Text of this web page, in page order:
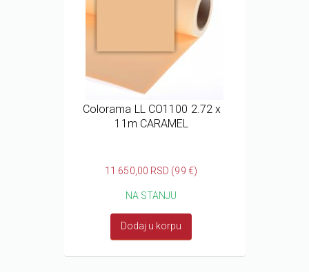
Colorama LL CO1100 2.72 x
11m CARAMEL
11.650,00 RSD (99 €)
NA STANJU
Dodaj u korpu